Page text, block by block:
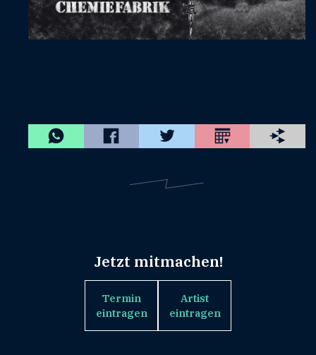
Jetzt mitmachen!
Termin
eintragen
Artist
eintragen